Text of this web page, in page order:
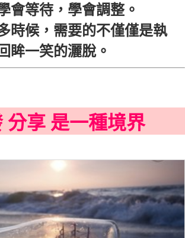
會等待，學會調整。
時候，需要的不僅僅是執
眸一笑的灑脫。
分享 是一種境界